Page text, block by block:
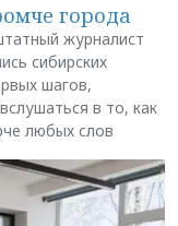
города
журналист
сибирских
шагов,
в то, как
любых слов